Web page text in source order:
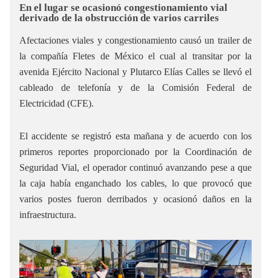
En el lugar se ocasionó congestionamiento vial
derivado de la obstrucción de varios carriles
Afectaciones viales y congestionamiento causó un trailer de
la compañía Fletes de México el cual al transitar por la
avenida Ejército Nacional y Plutarco Elías Calles se llevó el
cableado de telefonía y de la Comisión Federal de
Electricidad (CFE).
El accidente se registró esta mañana y de acuerdo con los
primeros reportes proporcionado por la Coordinación de
Seguridad Vial, el operador continuó avanzando pese a que
la caja había enganchado los cables, lo que provocó que
varios postes fueron derribados y ocasionó daños en la
infraestructura.